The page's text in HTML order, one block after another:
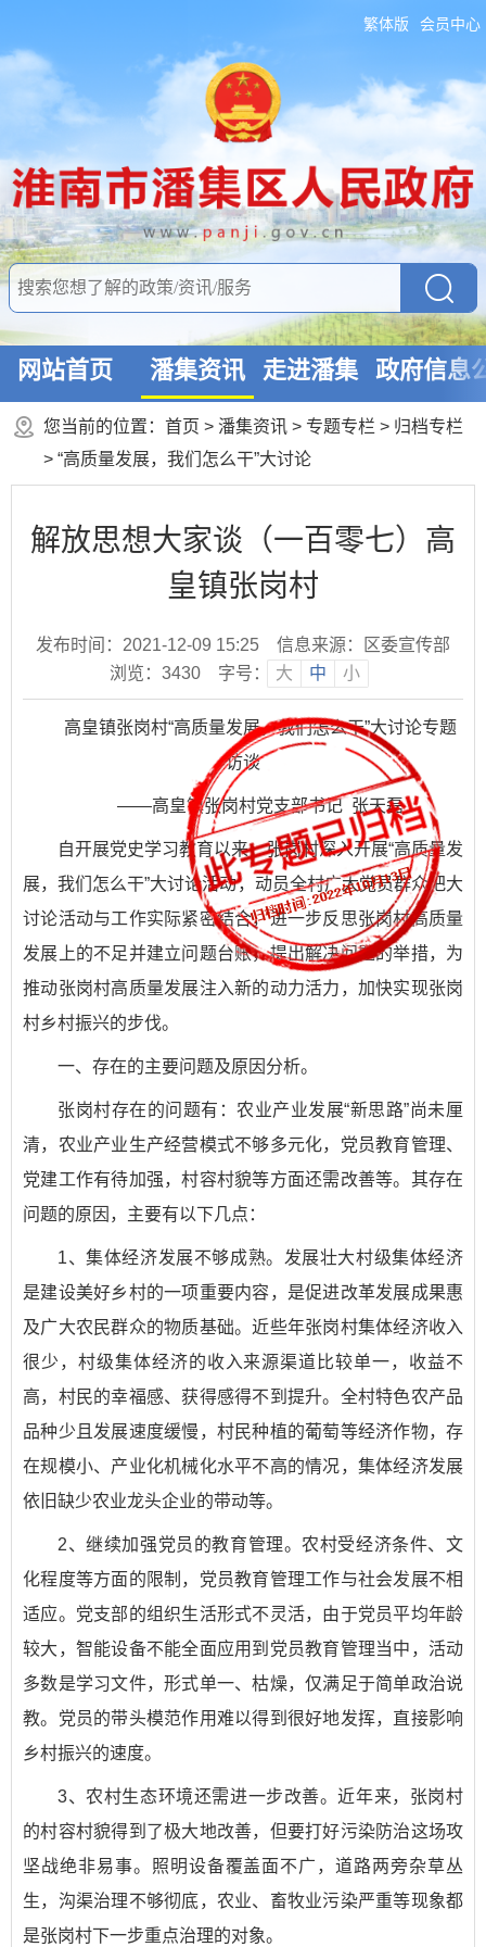
繁体版 会员中心
网站首页 潘集资讯 走进潘集 政府信息
您当前的位置： 首页 > 潘集资讯 > 专题专栏 > 归档专栏
> “高质量发展，我们怎么干”大讨论
解放思想大家谈（一百零七）高
皇镇张岗村
发布时间：2021-12-09 15:25
信息来源：区委宣传部
浏览： 3430 字号： 大 中 小
高皇镇张岗村“高质量发展，我们怎么干”大讨论专题
访谈
——高皇镇张岗村党支部书记 张天磊
自开展党史学习教育以来，张岗村深入开展“高质量发
展，我们怎么干”大讨论活动，动员全村广大党员群众把大
讨论活动与工作实际紧密结合，进一步反思张岗村高质量
发展上的不足并建立问题台账，提出解决问题的举措，为
推动张岗村高质量发展注入新的动力活力，加快实现张岗
村乡村振兴的步伐。
一、存在的主要问题及原因分析。
张岗村存在的问题有：农业产业发展“新思路”尚未厘
清，农业产业生产经营模式不够多元化，党员教育管理、
党建工作有待加强，村容村貌等方面还需改善等。其存在
问题的原因，主要有以下几点：
1、集体经济发展不够成熟。发展壮大村级集体经济
是建设美好乡村的一项重要内容，是促进改革发展成果惠
及广大农民群众的物质基础。近些年张岗村集体经济收入
很少，村级集体经济的收入来源渠道比较单一，收益不
高，村民的幸福感、获得感得不到提升。全村特色农产品
品种少且发展速度缓慢，村民种植的葡萄等经济作物，存
在规模小、产业化机械化水平不高的情况，集体经济发展
依旧缺少农业龙头企业的带动等。
2、继续加强党员的教育管理。农村受经济条件、文
化程度等方面的限制，党员教育管理工作与社会发展不相
适应。党支部的组织生活形式不灵活，由于党员平均年龄
较大，智能设备不能全面应用到党员教育管理当中，活动
多数是学习文件，形式单一、枯燥，仅满足于简单政治说
教。党员的带头模范作用难以得到很好地发挥，直接影响
乡村振兴的速度。
3、农村生态环境还需进一步改善。近年来，张岗村
的村容村貌得到了极大地改善，但要打好污染防治这场攻
坚战绝非易事。照明设备覆盖面不广，道路两旁杂草丛
生，沟渠治理不够彻底，农业、畜牧业污染严重等现象都
是张岗村下一步重点治理的对象。